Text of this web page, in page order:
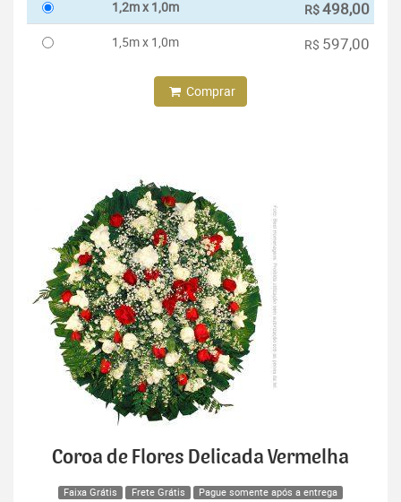
1,2m x 1,0m R$498,00
1,5m x 1,0m R$ 597,00
Comprar
Coroa de Flores Delicada Vermelha
Faixa Grátis Frete Grátis Pague somente após a entrega